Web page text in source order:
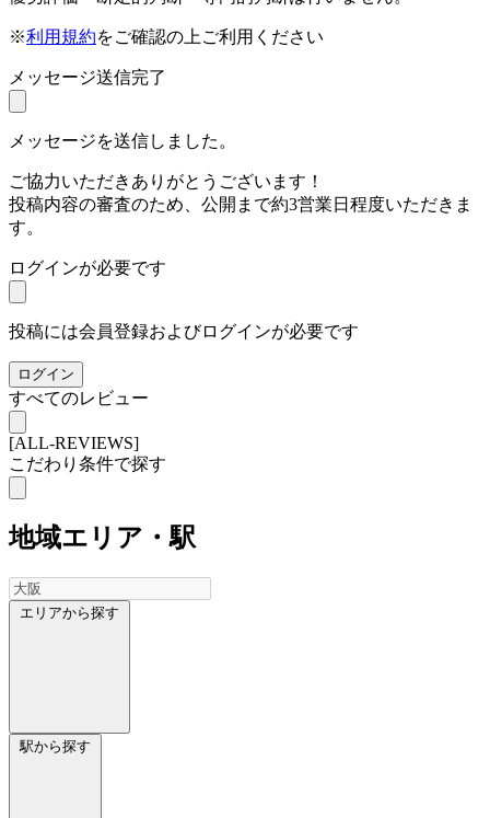
※利用規約をご確認の上ご利用ください
メッセージ送信完了
メッセージを送信しました。
ご協力いただきありがとうございます！
投稿内容の審査のため、公開まで約3営業日程度いただきま
す。
ログインが必要です
投稿には会員登録およびログインが必要です
ログイン
すべてのレビュー
[ALL-REVIEWS]
こだわり条件で探す
地域エリア・駅
エリアから探す
駅から探す